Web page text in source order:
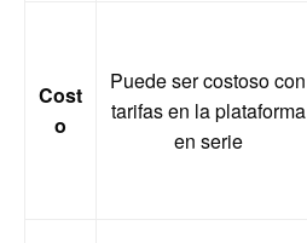
Cost
o
Puede ser costoso con
tarifas en la plataforma
en serie